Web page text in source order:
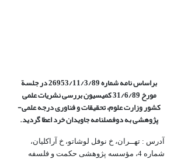
براساس نامه شماره 26953/11/3/89 در جلسة
مورخ 31/6/89 کمیسیون
بررسی نشریات علمی
کشور وزارت علوم، تحقیقات و فناوری درجه علمی‌-
پژوهشیبه دوفصلنامه جاویدان خرد اعطا گردید.
آدرس : تهــران، خ نوفل لوشاتو، خ آراکلیان،
شماره 4،‌ مؤسسه پژوهشی حکمت و فلسفه